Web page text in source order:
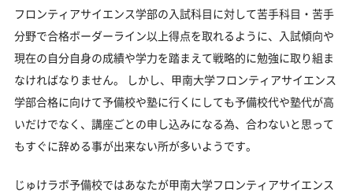
フロンティアサイエンス学部の入試科目に対して苦手科目・苦手
分野で合格ボーダーライン以上得点を取れるように、入試傾向や
現在の自分自身の成績や学力を踏まえて戦略的に勉強に取り組ま
なければなりません。 しかし、甲南大学フロンティアサイエンス
学部合格に向けて予備校や塾に行くにしても予備校代や塾代が高
いだけでなく、講座ごとの申し込みになる為、合わないと思って
もすぐに辞める事が出来ない所が多いようです。
じゅけラボ予備校ではあなたが甲南大学フロンティアサイエンス